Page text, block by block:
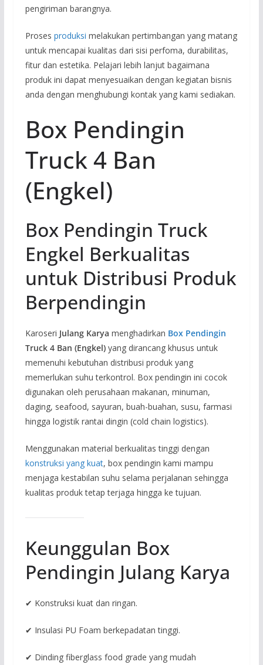
pengiriman barangnya.
Proses produksi melakukan pertimbangan yang matang
untuk mencapai kualitas dari sisi perfoma, durabilitas,
fitur dan estetika. Pelajari lebih lanjut bagaimana
produk ini dapat menyesuaikan dengan kegiatan bisnis
anda dengan menghubungi kontak yang kami sediakan.
Box Pendingin
Truck 4 Ban
(Engkel)
Box Pendingin Truck
Engkel Berkualitas
untuk Distribusi Produk
Berpendingin
Karoseri Julang Karya menghadirkan Box Pendingin
Truck 4 Ban (Engkel)yang dirancang khusus untuk
memenuhi kebutuhan distribusi produk yang
memerlukan suhu terkontrol. Box pendingin ini cocok
digunakan oleh perusahaan makanan, minuman,
daging, seafood, sayuran, buah-buahan, susu, farmasi
hingga logistik rantai dingin (cold chain logistics).
Menggunakan material berkualitas tinggi dengan
konstruksi yang kuat, box pendingin kami mampu
menjaga kestabilan suhu selama perjalanan sehingga
kualitas produk tetap terjaga hingga ke tujuan.
Keunggulan Box
Pendingin Julang Karya
✔ Konstruksi kuat dan ringan.
✔ Insulasi PU Foam berkepadatan tinggi.
✔ Dinding fiberglass food grade yang mudah